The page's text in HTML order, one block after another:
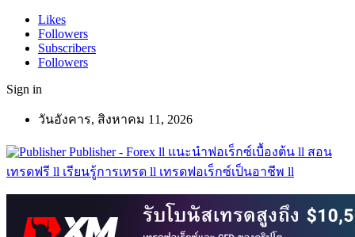
Likes
Followers
Subscribers
Followers
Sign in
วันอังคาร, สิงหาคม 11, 2026
Publisher - Forex ll แนะนำฟอเร็กซ์เบื้องต้น ll สอน
เทรดฟรี ll เรียนรู้การเทรด ll เทรดฟอเร็กซ์เป็นอาชีพ ll